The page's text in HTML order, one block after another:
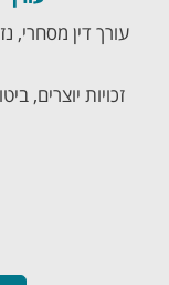
עורך דין מסחרי,
זכויות יוצרים,